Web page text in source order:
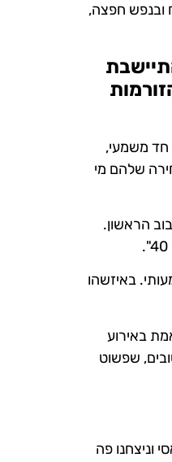
ובנפש חפצה,
חד משמעי,
את הבחירה שלהם מי
היה הפרומו בסיבוב הראשון.
באיזשהו
באירוע
שפשוט
וניצחנו פה